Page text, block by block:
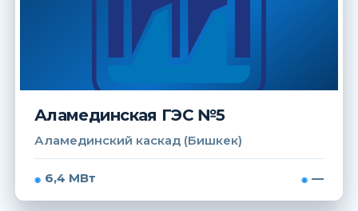
Аламединская ГЭС №5
Аламединский каскад (Бишкек)
6,4 МВт —